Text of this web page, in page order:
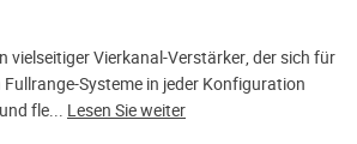
vielseitiger Vierkanal-Verstärker, der sich für
Systeme in jeder Konfiguration
fle... Lesen Sie weiter